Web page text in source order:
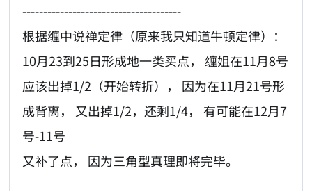
--------------------------------------
根据缠中说禅定律（原来我只知道牛顿定律）：
10月23到25日形成地一类买点， 缠姐在11月8号
应该出掉1/2（开始转折）， 因为在11月21号形
成背离， 又出掉1/2，还剩1/4， 有可能在12月7
号-11号
又补了点， 因为三角型真理即将完毕。